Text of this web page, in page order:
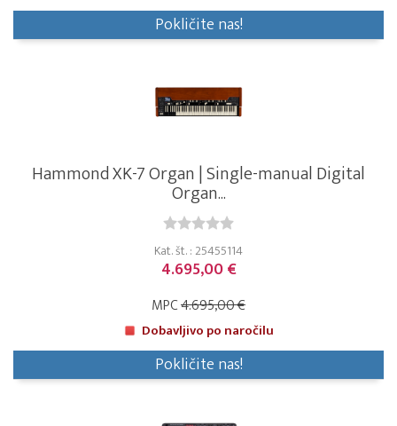
Pokličite nas!
Hammond XK-7 Organ | Single-manual Digital
Organ...
Kat. št. : 25455114
4.695,00 €
MPC4.695,00 €
Dobavljivo po naročilu
Pokličite nas!